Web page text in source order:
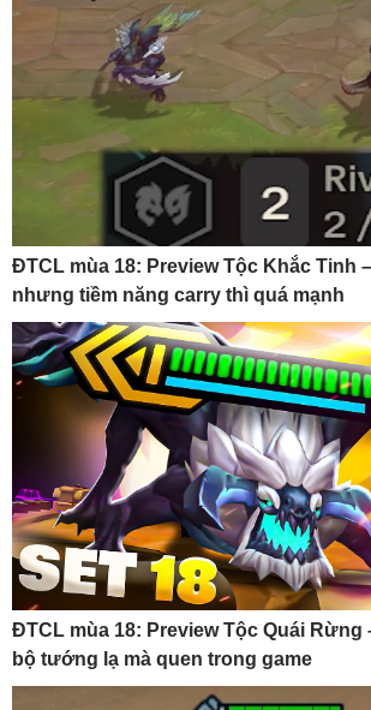
ĐTCL mùa 18: Preview Tộc Khắc Tinh
nhưng tiềm năng carry thì quá mạnh
ĐTCL mùa 18: Preview Tộc Quái Rừng
bộ tướng lạ mà quen trong game